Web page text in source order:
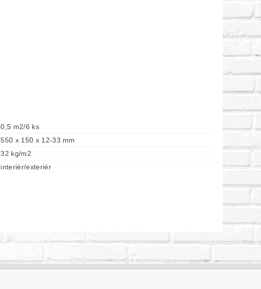
0,5 m2/6 ks
550 x 150 x 12-33 mm
32 kg/m2
interiér/exteriér